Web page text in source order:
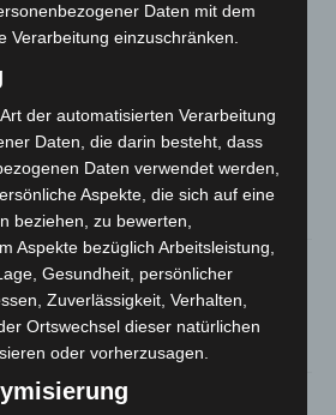
in der kommenden Woche
Schulen, Tafeln und
Garbsen, Neustadt, Burgdorf,
Pattensen, Wunstorf und der
Daten mit dem
Verarbeitung einzuschränken.
der automatisierten Verarbeitung
Daten, die darin besteht, dass
Daten verwendet werden,
Aspekte, die sich auf eine
beziehen, zu bewerten,
Aspekte bezüglich Arbeitsleistung,
Gesundheit, persönlicher
Zuverlässigkeit, Verhalten,
Ortswechsel dieser natürlichen
oder vorherzusagen.